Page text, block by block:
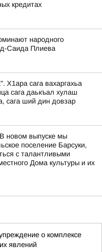
кредитах
народного
Саида Плиева
Х1ара сага вахаргахьа
сага даькъал хулаш
сага ший дин довзар
новом выпуске мы
поселение Барсуки,
с талантливыми
Дома культуры и их
о комплексе
явлений